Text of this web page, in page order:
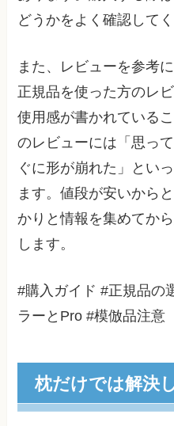
どうかをよく確認してく
また、レビューを参考
正規品を使った方のレ
使用感が書かれている
のレビューには「思っ
ぐに形が崩れた」とい
ます。値段が安いから
かりと情報を集めてか
します。
#購入ガイド #正規品の
ラーとPro #模倣品注意
枕だけでは解決